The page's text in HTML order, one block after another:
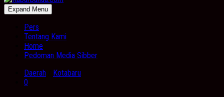
Expand Menu
Pers
Tentang Kami
Home
Pedoman Media Sibber
Daerah
Kotabaru
0